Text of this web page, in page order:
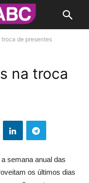
de presentes
na troca
semana anual das
os últimos dias